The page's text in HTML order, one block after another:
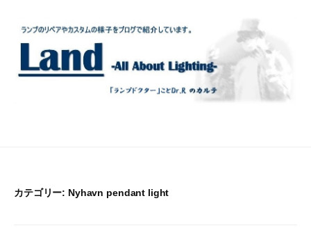
カテゴリー: Nyhavn pendant light